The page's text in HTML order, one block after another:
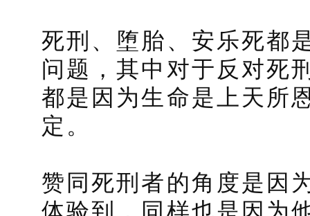
死刑、堕胎、安乐死都
问题，其中对于反对死
都是因为生命是上天所
定。
赞同死刑者的角度是因
体验到，同样也是因为